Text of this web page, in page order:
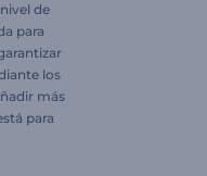
de
para
los
más
para